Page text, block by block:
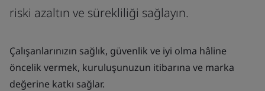
riski azaltın ve sürekliliği sağlayın.
Çalışanlarınızın sağlık, güvenlik ve iyi olma hâline
öncelik vermek, kuruluşunuzun itibarına ve marka
değerine katkı sağlar.